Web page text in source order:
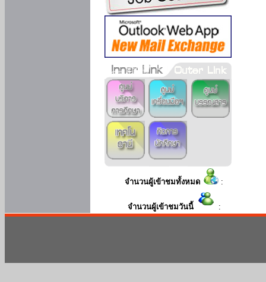
จำนวนผู้เข้าชมทั้งหมด :
จำนวนผู้เข้าชมวันนี้ :